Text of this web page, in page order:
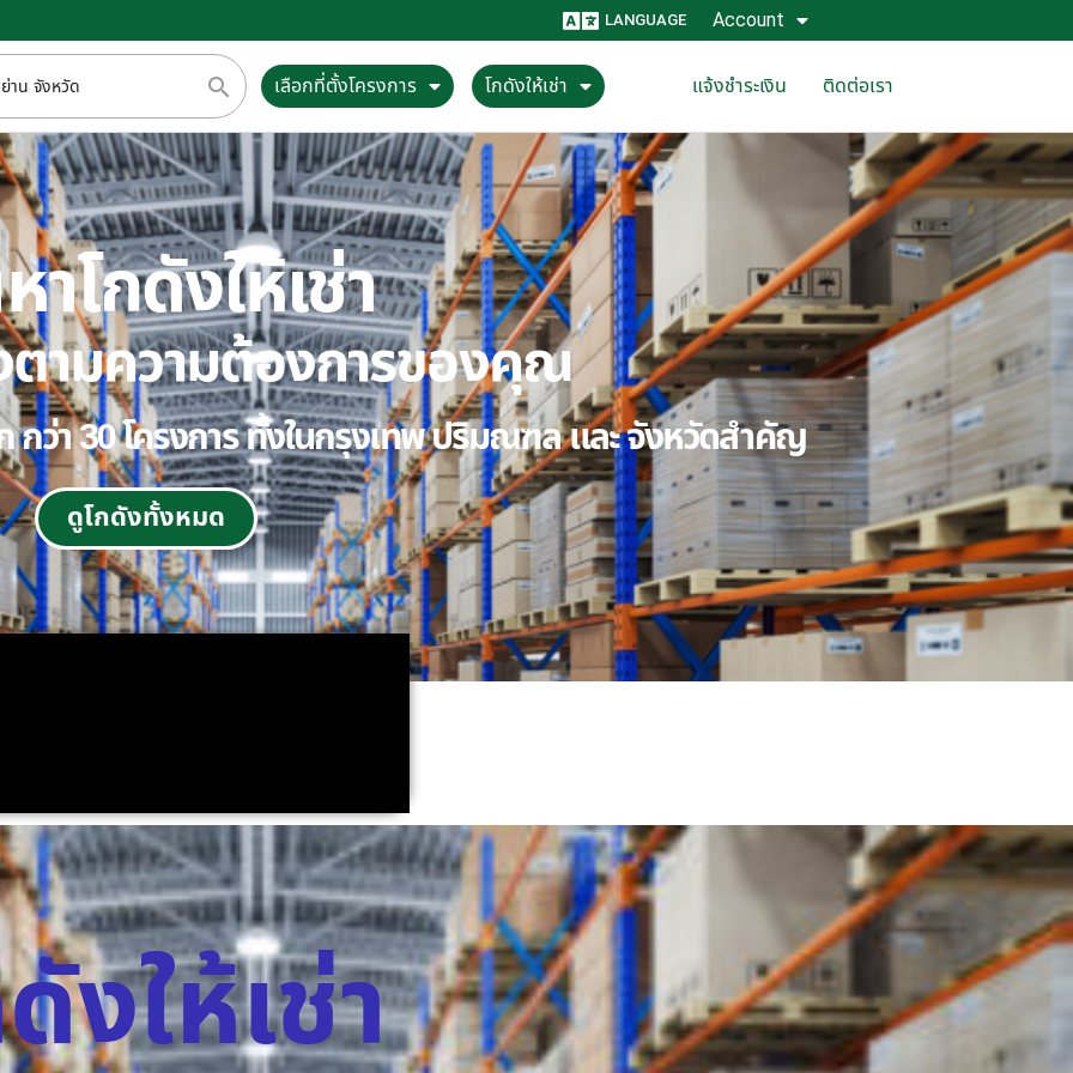
LANGUAGE Account
เลือกที่ตั้งโครงการ โกดังให้เช่า แจ้งชำระเงิน ติดต่อเรา
โกดังให้เช่า
ตามความต้องการของคุณ
กว่า 30 โครงการ ทั้งในกรุงเทพ ปริมณฑล และ จังหวัดสำคัญ
ดูโกดังทั้งหมด
งให้เช่า